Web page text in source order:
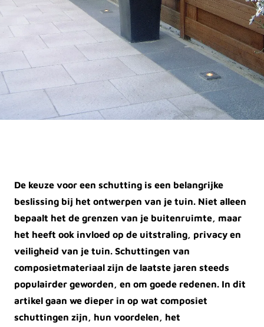
De keuze voor een schutting is een belangrijke
beslissing bij het ontwerpen van je tuin. Niet alleen
bepaalt het de grenzen van je buitenruimte, maar
het heeft ook invloed op de uitstraling, privacy en
veiligheid van je tuin. Schuttingen van
composietmateriaal zijn de laatste jaren steeds
populairder geworden, en om goede redenen. In dit
artikel gaan we dieper in op wat composiet
schuttingen zijn, hun voordelen, het